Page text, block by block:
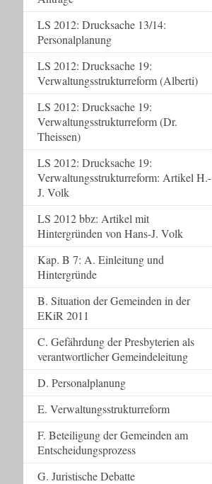
LS 2012: Drucksache 13/14:
Personalplanung
LS 2012: Drucksache 19:
Verwaltungsstrukturreform (Alberti)
LS 2012: Drucksache 19:
Verwaltungsstrukturreform (Dr.
Theissen)
LS 2012: Drucksache 19:
Verwaltungsstrukturreform: Artikel H.-
J. Volk
LS 2012 bbz: Artikel mit
Hintergründen von Hans-J. Volk
Kap. B 7: A. Einleitung und
Hintergründe
B. Situation der Gemeinden in der
EKiR 2011
C. Gefährdung der Presbyterien als
verantwortlicher Gemeindeleitung
D. Personalplanung
E. Verwaltungsstrukturreform
F. Beteiligung der Gemeinden am
Entscheidungsprozess
G. Juristische Debatte